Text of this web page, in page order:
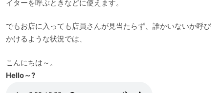
イターを呼ぶときなどに使えます。
でもお店に入っても店員さんが見当たらず、誰かいないか呼び
かけるような状況では、
こんにちは～。
Hello～?